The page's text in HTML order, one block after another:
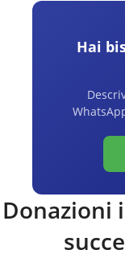
Hai
Donazioni